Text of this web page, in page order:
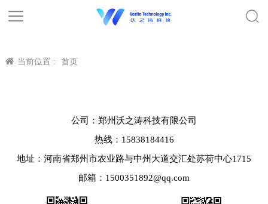
当前位置 : 首页
公司：郑州沃之涛科技有限公司
热线：15838184416
地址：河南省郑州市农业路与中州大道交汇处苏荷中心1715
邮箱：1500351892@qq.com